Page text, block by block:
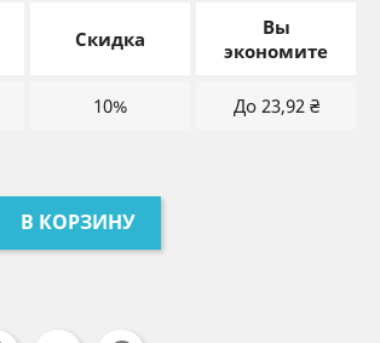
Скидка
Вы
экономите
10% До 23,92 ₴
В КОРЗИНУ